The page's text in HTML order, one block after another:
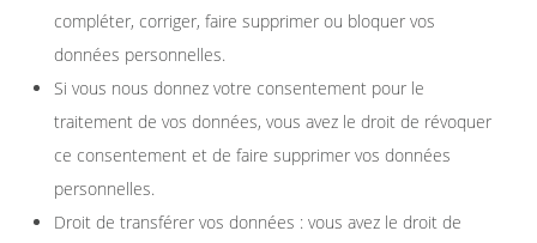
compléter, corriger, faire supprimer ou bloquer vos
données personnelles.
Si vous nous donnez votre consentement pour le
traitement de vos données, vous avez le droit de révoquer
ce consentement et de faire supprimer vos données
personnelles.
Droit de transférer vos données : vous avez le droit de